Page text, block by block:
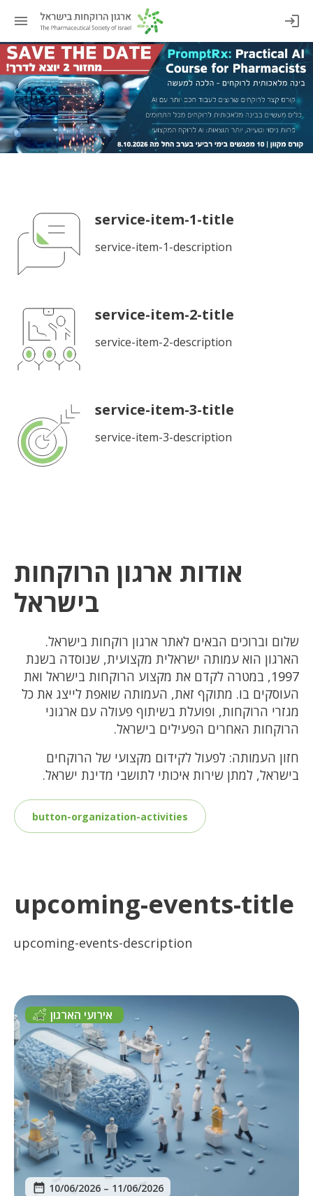
service-item-1-title
service-item-1-description
service-item-2-title
service-item-2-description
service-item-3-title
service-item-3-description
אודות ארגון הרוקחות
בישראל
שלום וברוכים הבאים לאתר ארגון רוקחות בישראל.
הארגון הוא עמותה ישראלית מקצועית, שנוסדה בשנת
1997, במטרה לקדם את מקצוע הרוקחות בישראל ואת
העוסקים בו. מתוקף זאת, העמותה שואפת לייצג את כל
מגזרי הרוקחות, ופועלת בשיתוף פעולה עם ארגוני
הרוקחות האחרים הפעילים בישראל.
חזון העמותה: לפעול לקידום מקצועי של הרוקחים
בישראל, למתן שירות איכותי לתושבי מדינת ישראל.
button-organization-activities
upcoming-events-title
upcoming-events-description
אירועי הארגון
10/06/2026 – 11/06/2026